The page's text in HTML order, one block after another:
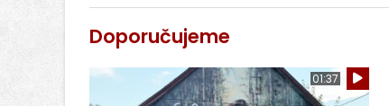
Doporučujeme
01:37